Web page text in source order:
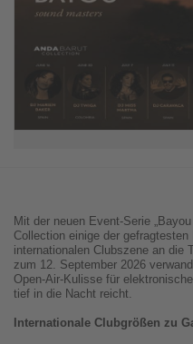
Mit der neuen Event-Serie
Collection einige der
internationalen Clubszene an die
zum 12. September 2026
Open-Air-Kulisse für
tief in die Nacht reicht.
Internationale Clubgrößen zu